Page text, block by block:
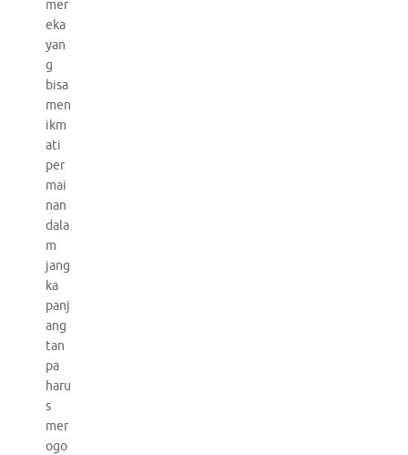
mer
eka
yan
g
bisa
men
ikm
ati
per
mai
nan
dala
m
jang
ka
panj
ang
tan
pa
haru
s
mer
ogo